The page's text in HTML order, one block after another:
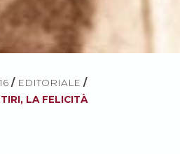
/ EDITORIALE /
LA FELICITÀ